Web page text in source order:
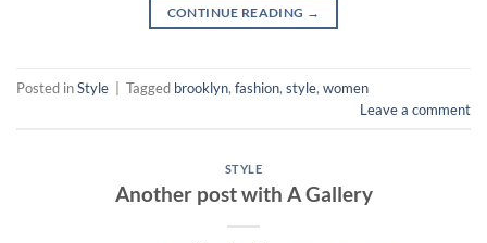
CONTINUE READING →
Posted inStyle Tagged brooklyn, fashion, style, women
Leave a comment
STYLE
Another post with A Gallery